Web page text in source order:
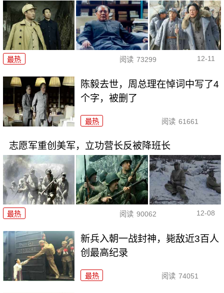
最热 阅读 73299 12-11
陈毅去世，周总理在悼词中写了4
个字，被删了
最热 阅读 61661
志愿军重创美军，立功营长反被降班长
最热 阅读 90062 12-08
新兵入朝一战封神，毙敌近3百人
创最高纪录
最热 阅读 74051